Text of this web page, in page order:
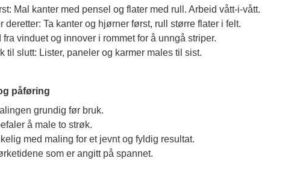
Mal kanter med pensel og flater med rull. Arbeid vått-i-vått.
deretter: Ta kanter og hjørner først, rull større flater i felt.
fra vinduet og innover i rommet for å unngå striper.
til slutt: Lister, paneler og karmer males til sist.
påføring
grundig før bruk.
å male to strøk.
med maling for et jevnt og fyldig resultat.
som er angitt på spannet.